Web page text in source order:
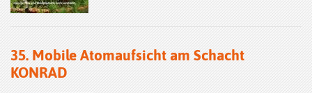
35. Mobile Atomaufsicht am Schacht
KONRAD